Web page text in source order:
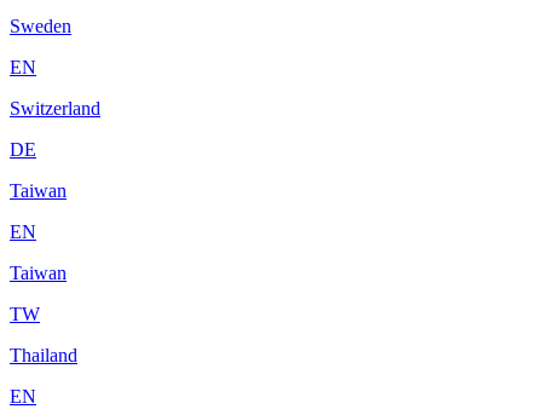
Sweden
EN
Switzerland
DE
Taiwan
EN
Taiwan
TW
Thailand
EN